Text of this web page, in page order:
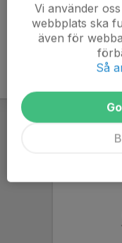
Vi använder
webbplats ska
även för
Så